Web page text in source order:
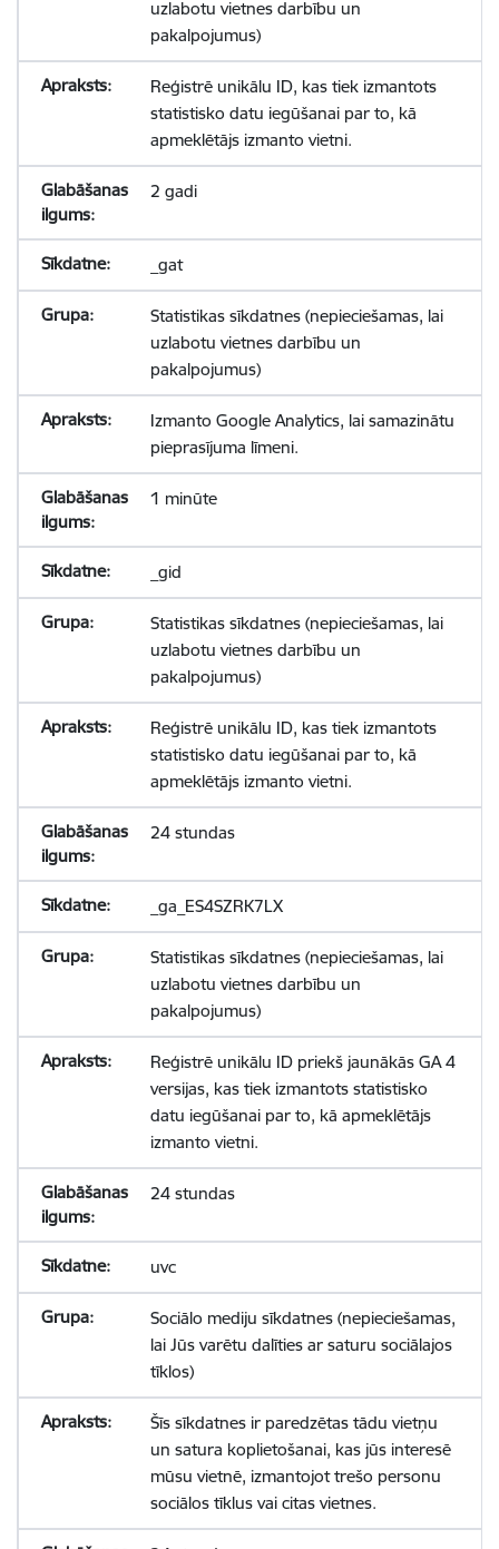
uzlabotu vietnes darbību un
pakalpojumus)
Reģistrē unikālu ID, kas tiek izmantots
statistisko datu iegūšanai par to, kā
apmeklētājs izmanto vietni.
2 gadi
_gat
Statistikas sīkdatnes (nepieciešamas, lai
uzlabotu vietnes darbību un
pakalpojumus)
Izmanto Google Analytics, lai samazinātu
pieprasījuma līmeni.
1 minūte
_gid
Statistikas sīkdatnes (nepieciešamas, lai
uzlabotu vietnes darbību un
pakalpojumus)
Reģistrē unikālu ID, kas tiek izmantots
statistisko datu iegūšanai par to, kā
apmeklētājs izmanto vietni.
24 stundas
_ga_ES4SZRK7LX
Statistikas sīkdatnes (nepieciešamas, lai
uzlabotu vietnes darbību un
pakalpojumus)
Reģistrē unikālu ID priekš jaunākās GA 4
versijas, kas tiek izmantots statistisko
datu iegūšanai par to, kā apmeklētājs
izmanto vietni.
24 stundas
uvc
Sociālo mediju sīkdatnes (nepieciešamas,
lai Jūs varētu dalīties ar saturu sociālajos
tīklos)
Šīs sīkdatnes ir paredzētas tādu vietņu
un satura koplietošanai, kas jūs interesē
mūsu vietnē, izmantojot trešo personu
sociālos tīklus vai citas vietnes.